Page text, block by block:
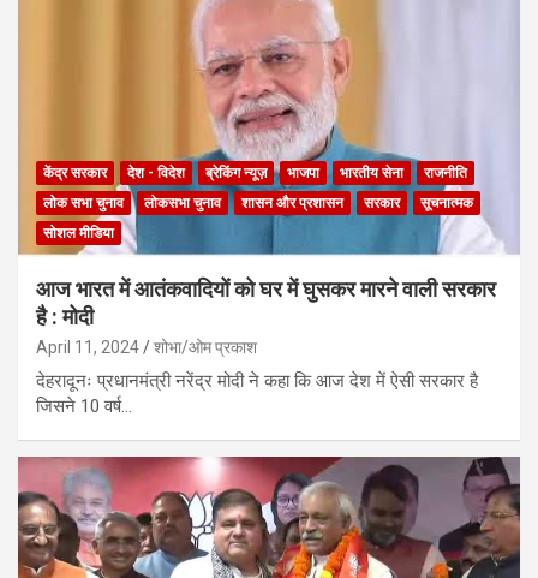
केंद्र सरकार देश - विदेश ब्रेकिंग न्यूज़ भाजपा भारतीय सेना
राजनीति
लोक सभा चुनाव
लोकसभा चुनाव शासन और प्रशासन सरकार
सूचनात्मक
सोशल मीडिया
आज भारत में आतंकवादियों को घर में घुसकर मारने वाली सरकार
है : मोदी
April 11, 2024 शोभा/ओम प्रकाश
देहरादूनः प्रधानमंत्री नरेंद्र मोदी ने कहा कि आज देश में ऐसी सरकार है
जिसने 10 वर्ष…